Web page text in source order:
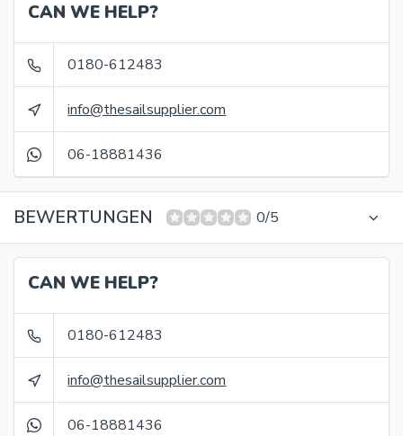
CAN WE HELP?
0180-612483
info@thesailsupplier.com
06-18881436
BEWERTUNGEN 0/5
CAN WE HELP?
0180-612483
info@thesailsupplier.com
06-18881436